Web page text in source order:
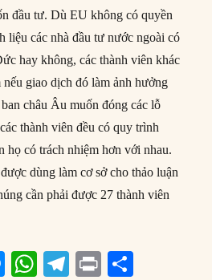
đầu tư. Dù EU không có quyền
liệu các nhà đầu tư nước ngoài có
hay không, các thành viên khác
nếu giao dịch đó làm ảnh hưởng
châu Âu muốn đóng các lỗ
thành viên đều có quy trình
họ có trách nhiệm hơn với nhau.
dùng làm cơ sở cho thảo luận
cần phải được 27 thành viên
M W T
P